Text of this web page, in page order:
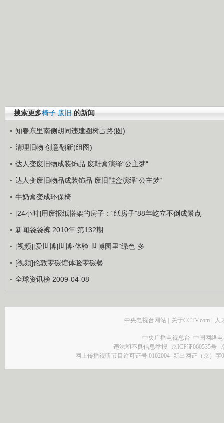
搜索更多椅子 废旧 的新闻
知春东里南侧胡同违建圈树占路(图)
清理旧物 创意翻新(组图)
达人变废旧物成装饰品 废鞋盒演绎“公主梦“
达人变废旧物品成装饰品 废旧鞋盒演绎“公主梦“
牛奶盒变成环保椅
[24小时]用废报纸搭架的房子：“纸房子”88年屹立不倒成景点
新闻袋袋裤 2010年 第132期
[视频][爱世博]世博·体验 世博园里“绿色”多
[视频]伦敦零碳馆体验零碳餐
全球资讯榜 2009-04-08
中央电视台网站 | 关于CCTV.com | 人
中央广播电视总台 中国网络
违法和不良信息举报
京ICP证060535号
网上传播视听节目许可证号 0102004 新出网证（京）